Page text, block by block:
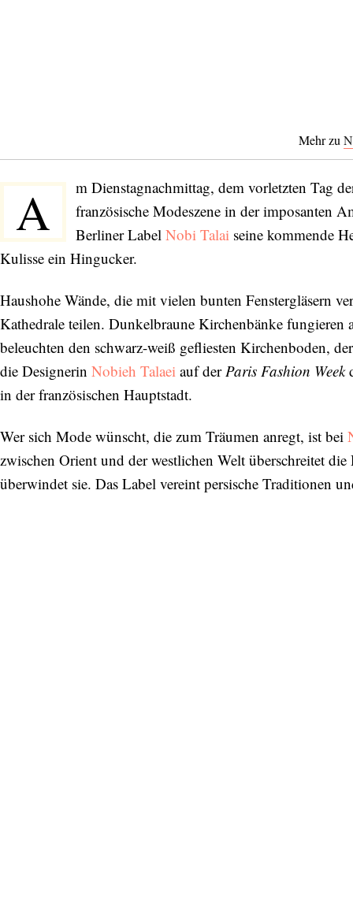
Mehr zu
A
m Dienstagnachmittag, dem vorletzten Tag
französische Modeszene in der imposanten
Berliner Label Nobi Talai seine kommende
Kulisse ein Hingucker.
Haushohe Wände, die mit vielen bunten Fenstergläsern
Kathedrale teilen. Dunkelbraune Kirchenbänke fungieren
beleuchten den schwarz-weiß gefliesten Kirchenboden,
die Designerin Nobieh Talaei auf der Paris Fashion Week
in der französischen Hauptstadt.
Wer sich Mode wünscht, die zum Träumen anregt, ist bei
zwischen Orient und der westlichen Welt überschreitet
überwindet sie. Das Label vereint persische Traditionen